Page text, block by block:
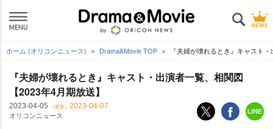
ホーム (オリコンニュース) Drama&Movie TOP 『夫婦が壊れるとき』キャスト
『夫婦が壊れるとき』キャスト・出演者一覧、相関図
【2023年4月期放送】
2023-04-05 （更新） 2023-04-07
オリコンニュース